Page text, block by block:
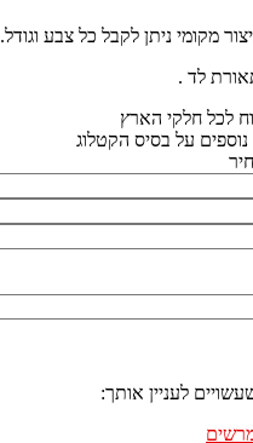
מקומי ניתן לקבל כל צבע וגודל.
לד .
לכל חלקי הארץ
על בסיס הקטלוג
לעניין אותך: